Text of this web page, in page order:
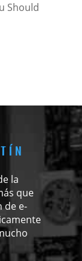
Should
la
que
de e-